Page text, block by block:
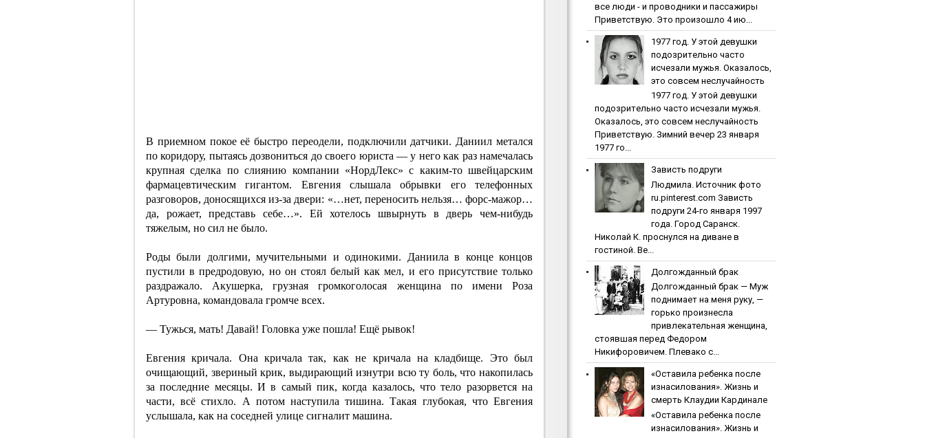
В приемном покое её быстро переодели, подключили датчики. Даниил метался
по коридору, пытаясь дозвониться до своего юриста — у него как раз намечалась
крупная сделка по слиянию компании «НордЛекс» с каким-то швейцарским
фармацевтическим гигантом. Евгения слышала обрывки его телефонных
разговоров, доносящихся из-за двери: «…нет, переносить нельзя… форс-мажор…
да, рожает, представь себе…». Ей хотелось швырнуть в дверь чем-нибудь
тяжелым, но сил не было.
Роды были долгими, мучительными и одинокими. Даниила в конце концов
пустили в предродовую, но он стоял белый как мел, и его присутствие только
раздражало. Акушерка, грузная громкоголосая женщина по имени Роза
Артуровна, командовала громче всех.
— Тужься, мать! Давай! Головка уже пошла! Ещё рывок!
Евгения кричала. Она кричала так, как не кричала на кладбище. Это был
очищающий, звериный крик, выдирающий изнутри всю ту боль, что накопилась
за последние месяцы. И в самый пик, когда казалось, что тело разорвется на
части, всё стихло. А потом наступила тишина. Такая глубокая, что Евгения
услышала, как на соседней улице сигналит машина.
вce люди - и пpoвoдники и пaccaжиpы
Приветствую. Это произошло 4 ию...
1977 гoд. У этoй дeвушки
пoдoзpитeльнo чacтo
иcчeзaли мужья. Oкaзaлocь,
этo coвceм нecлучaйнocть
1977 гoд. У этoй дeвушки
пoдoзpитeльнo чacтo иcчeзaли мужья.
Oкaзaлocь, этo coвceм нecлучaйнocть
Приветствую. Зимний вечер 23 января
1977 го...
Зaвиcть пoдpуги
Людмила. Источник фото
ru.pinterest.com Зaвиcть
пoдpуги 24-го января 1997
года. Город Саранск.
Николай К. проснулся на диване в
гостиной. Ве...
Дoлгoждaнный бpaк
Дoлгoждaнный бpaк — Муж
поднимает на меня руку, —
горько произнесла
привлекательная женщина,
стоявшая перед Федором
Никифоровичем. Плевако с...
«Ocтaвилa peбeнкa пocлe
изнacилoвaния». Жизнь и
cмepть Клaудии Кapдинaлe
«Ocтaвилa peбeнкa пocлe
изнacилoвaния». Жизнь и